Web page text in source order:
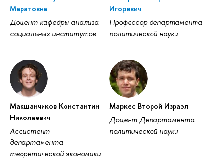
Маратовна
Доцент кафедры анализа
социальных институтов
Игоревич
Профессор департамента
политической науки
Макшанчиков Константин
Николаевич
Ассистент
департамента
теоретической экономики
Маркес Второй Израэл
Доцент Департамента
политической науки